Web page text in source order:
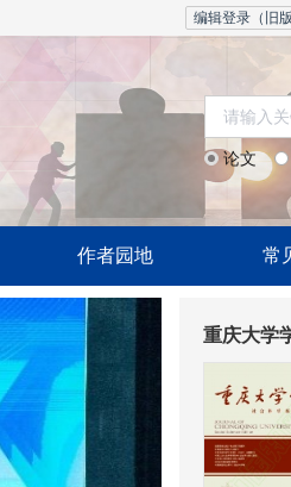
编辑登录（旧版
论文
作者园地 常
重庆大学